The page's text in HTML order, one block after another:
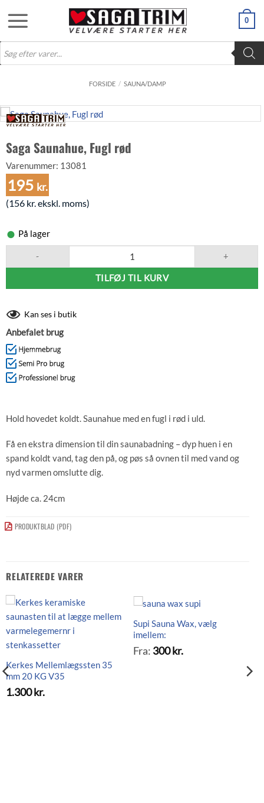
0
Products
search
FORSIDE / SAUNA/DAMP
Saga Saunahue, Fugl rød
Varenummer: 13081
195 kr.
(156 kr.ekskl. moms)
På lager
TILFØJ TIL KURV
Kan ses i butik
Anbefalet brug
Hold hovedet koldt. Saunahue med en fugl i rød i uld.
Få en ekstra dimension til din saunabadning – dyp huen i en
spand koldt vand, tag den på, og pøs så ovnen til med vand og
nyd varmen omslutte dig.
Højde ca. 24cm
PRODUKTBLAD (PDF)
RELATEREDE VARER
Kerkes Mellemlægssten 35
mm 20 KG V35
1.300kr.
Supi Sauna Wax, vælg
imellem:
Fra: 300kr.